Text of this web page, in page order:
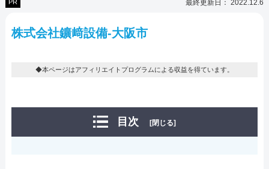
PR 最終更新日： 2022.12.6
株式会社鑛﨑設備-大阪市
◆本ページはアフィリエイトプログラムによる収益を得ています。
目次 [閉じる]